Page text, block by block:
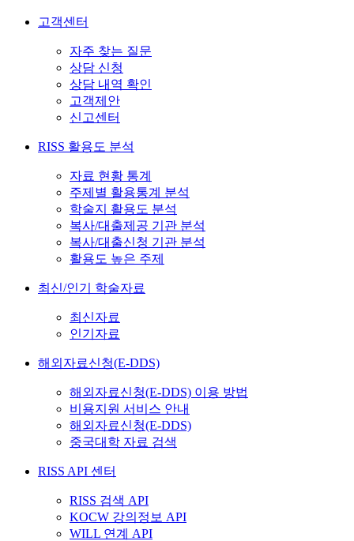
고객센터
자주 찾는 질문
상담 신청
상담 내역 확인
고객제안
신고센터
RISS 활용도 분석
자료 현황 통계
주제별 활용통계 분석
학술지 활용도 분석
복사/대출제공 기관 분석
복사/대출신청 기관 분석
활용도 높은 주제
최신/인기 학술자료
최신자료
인기자료
해외자료신청(E-DDS)
해외자료신청(E-DDS) 이용 방법
비용지원 서비스 안내
해외자료신청(E-DDS)
중국대학 자료 검색
RISS API 센터
RISS 검색 API
KOCW 강의정보 API
WILL 연계 API